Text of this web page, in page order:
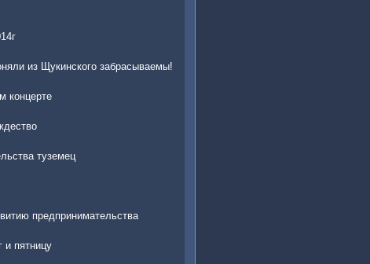
из Щукинского забрасываемы!
концерте
туземец
предпринимательства
и пятницу